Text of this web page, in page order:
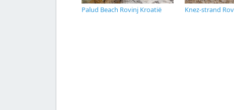
Palud Beach Rovinj Kroatië Knez-strand